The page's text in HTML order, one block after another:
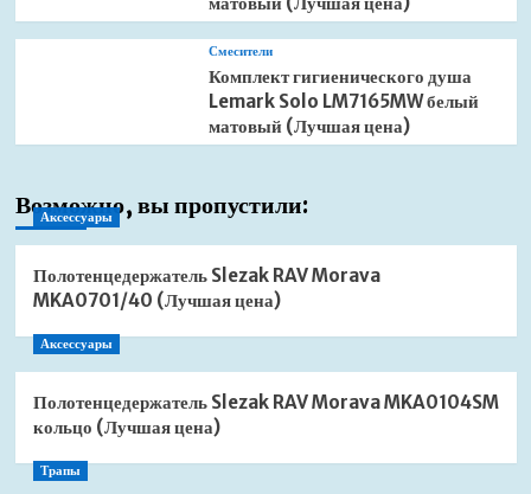
Смесители
Комплект гигиенического душа
Lemark Solo LM7165MW белый
матовый (Лучшая цена)
Возможно, вы пропустили:
Аксессуары
Полотенцедержатель Slezak RAV Morava
MKA0701/40 (Лучшая цена)
Аксессуары
Полотенцедержатель Slezak RAV Morava MKA0104SM
кольцо (Лучшая цена)
Трапы